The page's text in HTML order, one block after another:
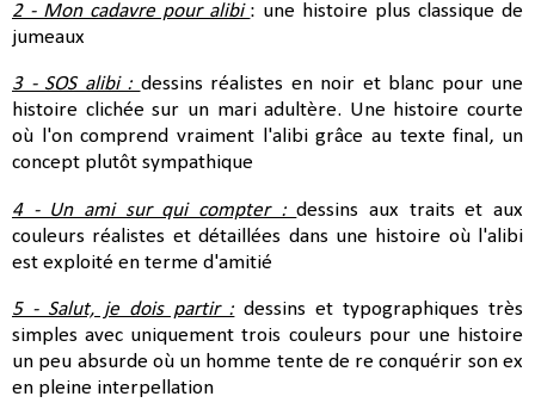
2 - Mon cadavre pour alibi : une histoire plus classique de
jumeaux
3 - SOS alibi : dessins réalistes en noir et blanc pour une
histoire clichée sur un mari adultère. Une histoire courte
où l'on comprend vraiment l'alibi grâce au texte final, un
concept plutôt sympathique
4 - Un ami sur qui compter :dessins aux traits et aux
couleurs réalistes et détaillées dans une histoire où l'alibi
est exploité en terme d'amitié
5 - Salut, je dois partir : dessins et typographiques très
simples avec uniquement trois couleurs pour une histoire
un peu absurde où un homme tente de re conquérir son ex
en pleine interpellation